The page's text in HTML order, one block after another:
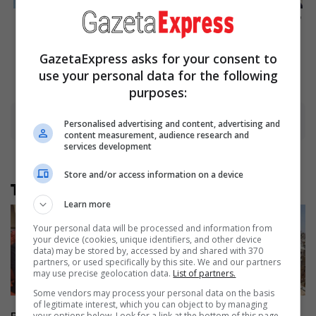
8 Conspiracies That Turned
Out To Be True
These Actors Didn't Want To
Share The Spotlight
Advertisement
Të tjera nga rubrika
GazetaExpress asks for your consent to
use your personal data for the following
purposes:
Personalised advertising and content, advertising and
content measurement, audience research and
services development
Store and/or access information on a device
Learn more
Your personal data will be processed and information from
your device (cookies, unique identifiers, and other device
data) may be stored by, accessed by and shared with 370
partners, or used specifically by this site. We and our partners
may use precise geolocation data. List of partners.
Some vendors may process your personal data on the basis
of legitimate interest, which you can object to by managing